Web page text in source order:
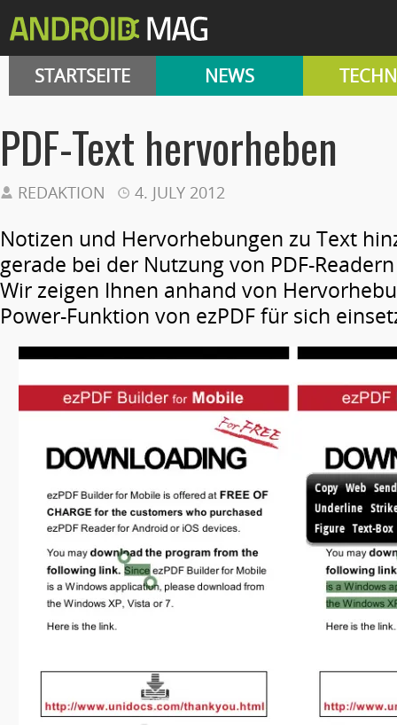
STARTSEITE NEWS
PDF-Text hervorheben
REDAKTION 4. JULY 2012
Notizen und Hervorhebungen zu Text
gerade bei der Nutzung von PDF-
Wir zeigen Ihnen anhand von
Power-Funktion von ezPDF für sich